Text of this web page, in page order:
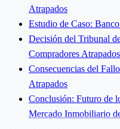
Atrapados
Estudio de Caso:
Decisión del Tribunal
Compradores Atrapados
Consecuencias del
Atrapados
Conclusión: Futuro de
Mercado Inmobiliario